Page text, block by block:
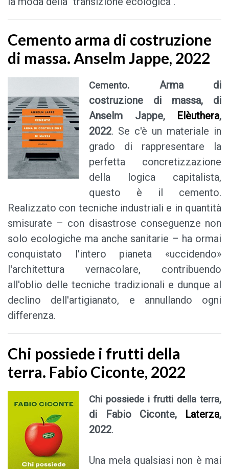
Cemento arma di costruzione
di massa. Anselm Jappe, 2022
Cemento. Arma di
costruzione di massa, di
Anselm Jappe, Elèuthera,
2022. Se c'è un materiale in
grado di rappresentare la
perfetta concretizzazione
della logica capitalista,
questo è il cemento.
Realizzato con tecniche industriali e in quantità
smisurate – con disastrose conseguenze non
solo ecologiche ma anche sanitarie – ha ormai
conquistato l'intero pianeta «uccidendo»
l'architettura vernacolare, contribuendo
all'oblio delle tecniche tradizionali e dunque al
declino dell'artigianato, e annullando ogni
differenza.
Chi possiede i frutti della
terra. Fabio Ciconte, 2022
Chi possiede i frutti della terra,
di Fabio Ciconte, Laterza,
2022.
Una mela qualsiasi non è mai